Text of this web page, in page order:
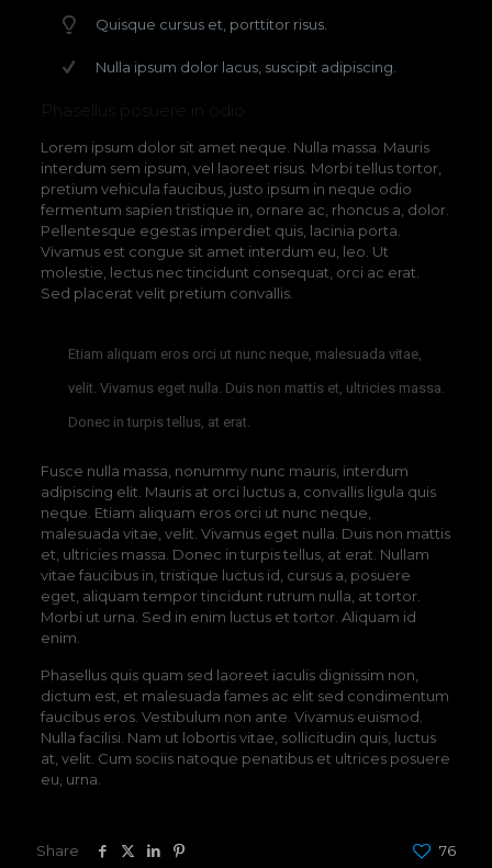
Quisque cursus et, porttitor risus.
Nulla ipsum dolor lacus, suscipit adipiscing.
Phasellus posuere in odio
Lorem ipsum dolor sit amet neque. Nulla massa. Mauris
interdum sem ipsum, vel laoreet risus. Morbi tellus tortor,
pretium vehicula faucibus, justo ipsum in neque odio
fermentum sapien tristique in, ornare ac, rhoncus a, dolor.
Pellentesque egestas imperdiet quis, lacinia porta.
Vivamus est congue sit amet interdum eu, leo. Ut
molestie, lectus nec tincidunt consequat, orci ac erat.
Sed placerat velit pretium convallis.
Etiam aliquam eros orci ut nunc neque, malesuada vitae,
velit. Vivamus eget nulla. Duis non mattis et, ultricies massa.
Donec in turpis tellus, at erat.
Fusce nulla massa, nonummy nunc mauris, interdum
adipiscing elit. Mauris at orci luctus a, convallis ligula quis
neque. Etiam aliquam eros orci ut nunc neque,
malesuada vitae, velit. Vivamus eget nulla. Duis non mattis
et, ultricies massa. Donec in turpis tellus, at erat. Nullam
vitae faucibus in, tristique luctus id, cursus a, posuere
eget, aliquam tempor tincidunt rutrum nulla, at tortor.
Morbi ut urna. Sed in enim luctus et tortor. Aliquam id
enim.
Phasellus quis quam sed laoreet iaculis dignissim non,
dictum est, et malesuada fames ac elit sed condimentum
faucibus eros. Vestibulum non ante. Vivamus euismod.
Nulla facilisi. Nam ut lobortis vitae, sollicitudin quis, luctus
at, velit. Cum sociis natoque penatibus et ultrices posuere
eu, urna.
Share 76